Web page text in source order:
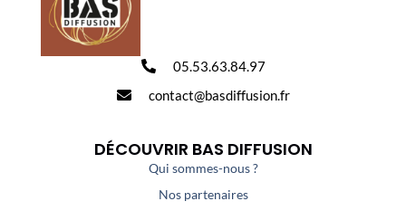
05.53.63.84.97
contact@basdiffusion.fr
DÉCOUVRIR BAS DIFFUSION
Qui sommes-nous ?
Nos partenaires